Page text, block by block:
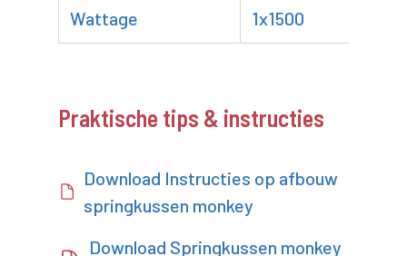
Wattage 1x1500
Praktische tips & instructies
Download Instructies op afbouw
springkussen monkey
Download Springkussen monkey